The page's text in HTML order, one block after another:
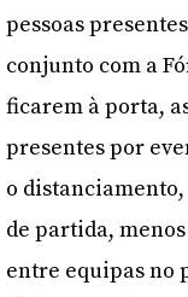
pessoas
conjunto com a
ficarem à porta,
presentes por
o
de partida,
entre equipas no